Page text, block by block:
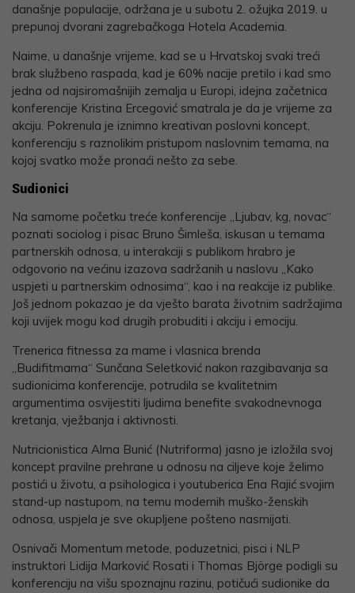
današnje populacije, održana je u subotu 2. ožujka 2019. u
prepunoj dvorani zagrebačkoga Hotela Academia.
Naime, u današnje vrijeme, kad se u Hrvatskoj svaki treći
brak službeno raspada, kad je 60% nacije pretilo i kad smo
jedna od najsiromašnijih zemalja u Europi, idejna začetnica
konferencije Kristina Ercegović smatrala je da je vrijeme za
akciju. Pokrenula je iznimno kreativan poslovni koncept,
konferenciju s raznolikim pristupom naslovnim temama, na
kojoj svatko može pronaći nešto za sebe.
Sudionici
Na samome početku treće konferencije „Ljubav, kg, novac“
poznati sociolog i pisac Bruno Šimleša, iskusan u temama
partnerskih odnosa, u interakciji s publikom hrabro je
odgovorio na većinu izazova sadržanih u naslovu „Kako
uspjeti u partnerskim odnosima“, kao i na reakcije iz publike.
Još jednom pokazao je da vješto barata životnim sadržajima
koji uvijek mogu kod drugih probuditi i akciju i emociju.
Trenerica fitnessa za mame i vlasnica brenda
„Budifitmama“ Sunčana Seletković nakon razgibavanja sa
sudionicima konferencije, potrudila se kvalitetnim
argumentima osvijestiti ljudima benefite svakodnevnoga
kretanja, vježbanja i aktivnosti.
Nutricionistica Alma Bunić (Nutriforma) jasno je izložila svoj
koncept pravilne prehrane u odnosu na ciljeve koje želimo
postići u životu, a psihologica i youtuberica Ena Rajić svojim
stand-up nastupom, na temu modernih muško-ženskih
odnosa, uspjela je sve okupljene pošteno nasmijati.
Osnivači Momentum metode, poduzetnici, pisci i NLP
instruktori Lidija Marković Rosati i Thomas Björge podigli su
konferenciju na višu spoznajnu razinu, potičući sudionike da